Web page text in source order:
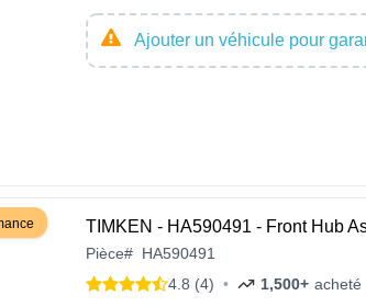
Ajouter un véhicule pour
TIMKEN - HA590491 - Front Hub
Pièce# HA590491
4.8 (4) • 1,500+ acheté